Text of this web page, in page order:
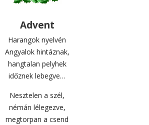
Advent
Harangok nyelvén
Angyalok hintáznak,
hangtalan pelyhek
időznek lebegve…
Nesztelen a szél,
némán lélegezve,
megtorpan a csend